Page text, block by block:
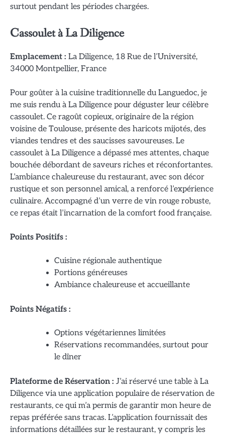
surtout pendant les périodes chargées.
Cassoulet à La Diligence
Emplacement : La Diligence, 18 Rue de l’Université,
34000 Montpellier, France
Pour goûter à la cuisine traditionnelle du Languedoc, je
me suis rendu à La Diligence pour déguster leur célèbre
cassoulet. Ce ragoût copieux, originaire de la région
voisine de Toulouse, présente des haricots mijotés, des
viandes tendres et des saucisses savoureuses. Le
cassoulet à La Diligence a dépassé mes attentes, chaque
bouchée débordant de saveurs riches et réconfortantes.
L’ambiance chaleureuse du restaurant, avec son décor
rustique et son personnel amical, a renforcé l’expérience
culinaire. Accompagné d’un verre de vin rouge robuste,
ce repas était l’incarnation de la comfort food française.
Points Positifs :
Cuisine régionale authentique
Portions généreuses
Ambiance chaleureuse et accueillante
Points Négatifs :
Options végétariennes limitées
Réservations recommandées, surtout pour
le dîner
Plateforme de Réservation : J’ai réservé une table à La
Diligence via une application populaire de réservation de
restaurants, ce qui m’a permis de garantir mon heure de
repas préférée sans tracas. L’application fournissait des
informations détaillées sur le restaurant, y compris les